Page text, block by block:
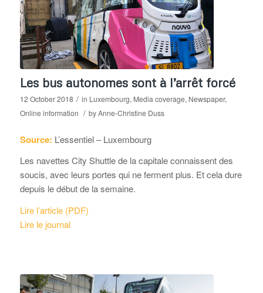
Les bus autonomes sont à l’arrêt forcé
12 October 2018 / in Luxembourg, Media coverage, Newspaper,
Online information / byAnne-Christine Duss
Source: L’essentiel – Luxembourg
Les navettes City Shuttle de la capitale connaissent des
soucis, avec leurs portes qui ne ferment plus. Et cela dure
depuis le début de la semaine.
Lire l’article (PDF)
Lire le journal